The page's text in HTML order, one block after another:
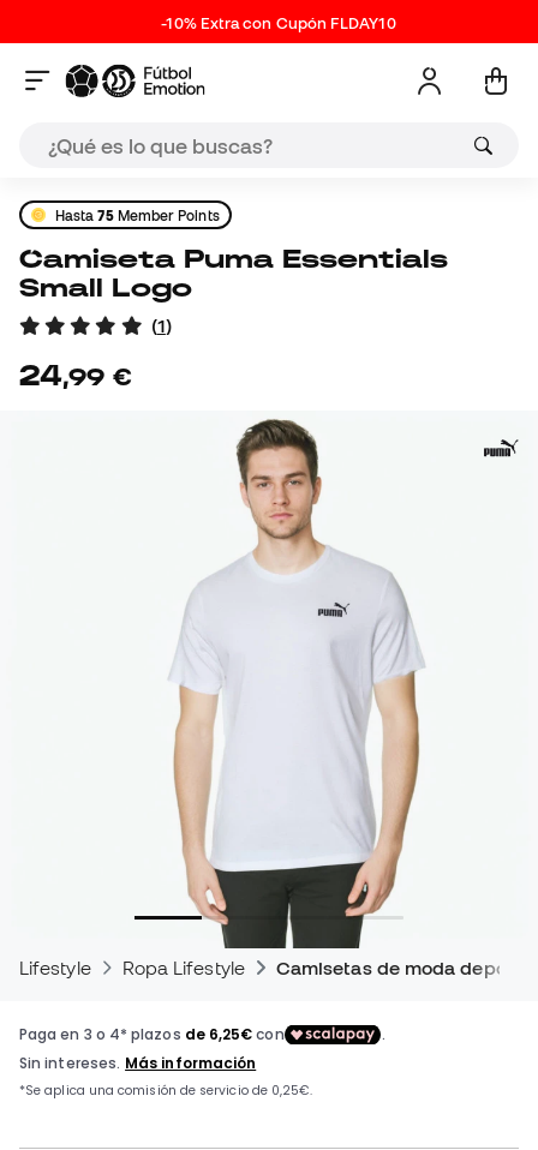
-10% Extra con Cupón FLDAY10
Hasta75Member Points
Camiseta Puma Essentials
Small Logo
(1)
24,99 €
Lifestyle Ropa Lifestyle Camisetas de moda